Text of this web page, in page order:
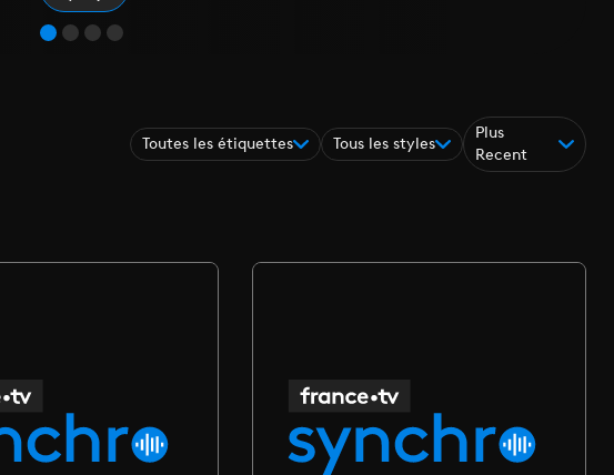
Toutes les étiquettes Tous les styles
Plus
Recent